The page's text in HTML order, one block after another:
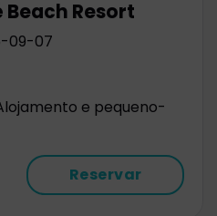
Beach Resort
09-07
e pequeno-
Reservar